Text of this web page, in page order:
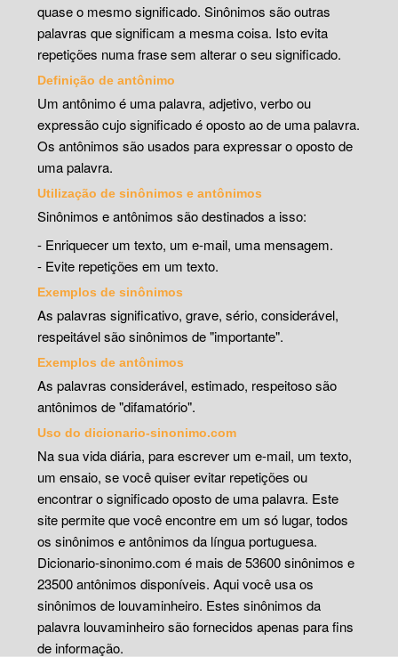
quase o mesmo significado. Sinônimos são outras
palavras que significam a mesma coisa. Isto evita
repetições numa frase sem alterar o seu significado.
Definição de antônimo
Um antônimo é uma palavra, adjetivo, verbo ou
expressão cujo significado é oposto ao de uma palavra.
Os antônimos são usados para expressar o oposto de
uma palavra.
Utilização de sinônimos e antônimos
Sinônimos e antônimos são destinados a isso:
- Enriquecer um texto, um e-mail, uma mensagem.
- Evite repetições em um texto.
Exemplos de sinônimos
As palavras significativo, grave, sério, considerável,
respeitável são sinônimos de "importante".
Exemplos de antônimos
As palavras considerável, estimado, respeitoso são
antônimos de "difamatório".
Uso do dicionario-sinonimo.com
Na sua vida diária, para escrever um e-mail, um texto,
um ensaio, se você quiser evitar repetições ou
encontrar o significado oposto de uma palavra. Este
site permite que você encontre em um só lugar, todos
os sinônimos e antônimos da língua portuguesa.
Dicionario-sinonimo.com é mais de 53600 sinônimos e
23500 antônimos disponíveis. Aqui você usa os
sinônimos de louvaminheiro. Estes sinônimos da
palavra louvaminheiro são fornecidos apenas para fins
de informação.